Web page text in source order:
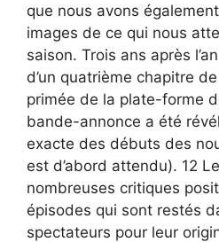
que nous avons
images de ce qui nous
saison. Trois ans après
d’un quatrième chapitre
primée de la plate-forme
bande-annonce a été
exacte des débuts des
est d’abord attendu). 12
nombreuses critiques
épisodes qui sont restés
spectateurs pour leur